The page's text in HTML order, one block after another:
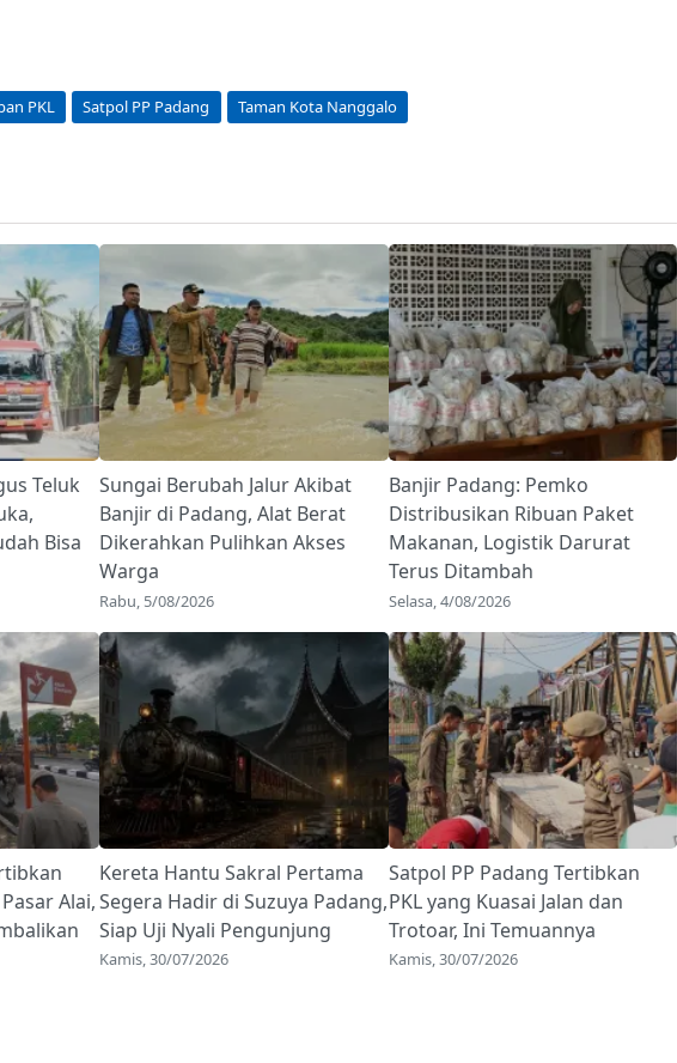
PKL Satpol PP Padang Taman Kota Nanggalo
Teluk
Bisa
Sungai Berubah Jalur Akibat
Banjir di Padang, Alat Berat
Dikerahkan Pulihkan Akses
Warga
Rabu, 5/08/2026
Banjir Padang: Pemko
Distribusikan Ribuan Paket
Makanan, Logistik Darurat
Terus Ditambah
Selasa, 4/08/2026
Alai,
Kereta Hantu Sakral Pertama
Segera Hadir di Suzuya Padang,
Siap Uji Nyali Pengunjung
Kamis, 30/07/2026
Satpol PP Padang Tertibkan
PKL yang Kuasai Jalan dan
Trotoar, Ini Temuannya
Kamis, 30/07/2026